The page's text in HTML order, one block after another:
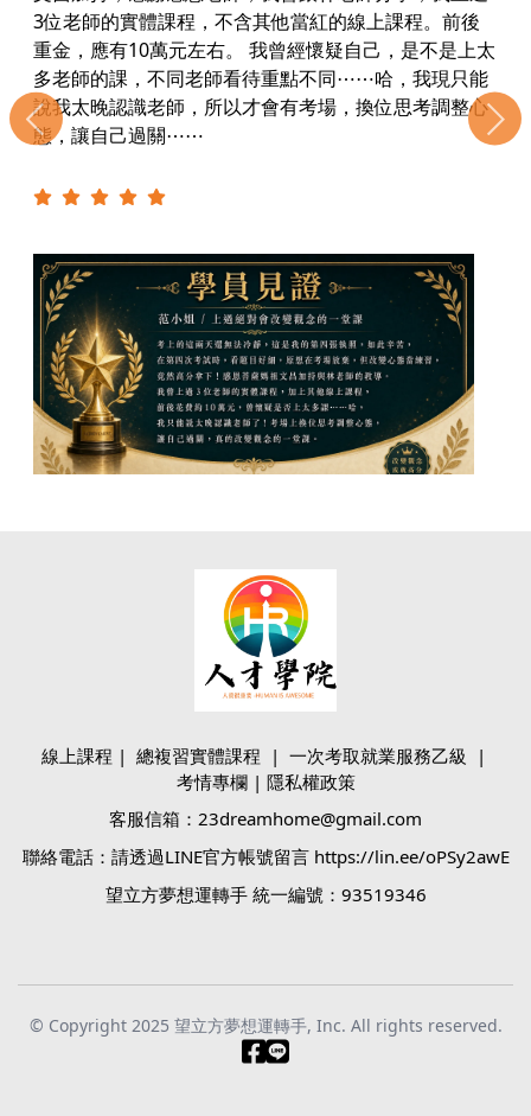
3位老師的實體課程，不含其他當紅的線上課程。前後
重金，應有10萬元左右。 我曾經懷疑自己，是不是上太
多老師的課，不同老師看待重點不同⋯⋯哈，我現只能
說我太晚認識老師，所以才會有考場，換位思考調整心
態，讓自己過關⋯⋯
線上課程 | 總複習實體課程 | 一次考取就業服務乙級
|
考情專欄 | 隱私權政策
客服信箱：23dreamhome@gmail.com
聯絡電話：請透過LINE官方帳號留言 https://lin.ee/oPSy2awE
望立方夢想運轉手 統一編號：93519346
© Copyright 2025 望立方夢想運轉手, Inc. All rights reserved.